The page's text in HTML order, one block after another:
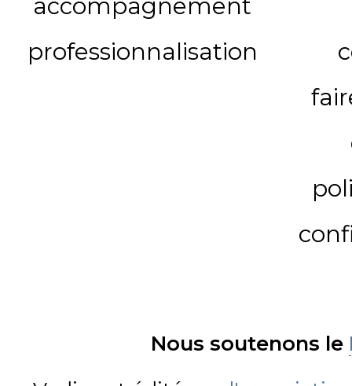
accompagnement
professionnalisation